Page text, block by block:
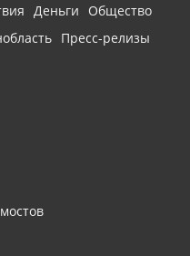
Деньги
Общество
Пресс-релизы